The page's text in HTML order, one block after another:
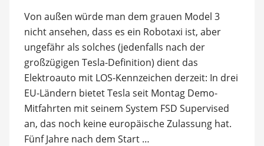
Von außen würde man dem grauen Model 3
nicht ansehen, dass es ein Robotaxi ist, aber
ungefähr als solches (jedenfalls nach der
großzügigen Tesla-Definition) dient das
Elektroauto mit LOS-Kennzeichen derzeit: In drei
EU-Ländern bietet Tesla seit Montag Demo-
Mitfahrten mit seinem System FSD Supervised
an, das noch keine europäische Zulassung hat.
Fünf Jahre nach dem Start …